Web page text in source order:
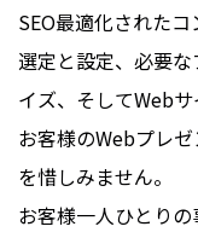
SEO最適化された
選定と設定、必要
イズ、そしてWeb
お客様のWebプレ
を惜しみません。
お客様一人ひとり